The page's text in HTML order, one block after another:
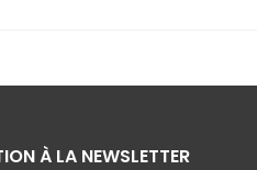
À LA NEWSLETTER